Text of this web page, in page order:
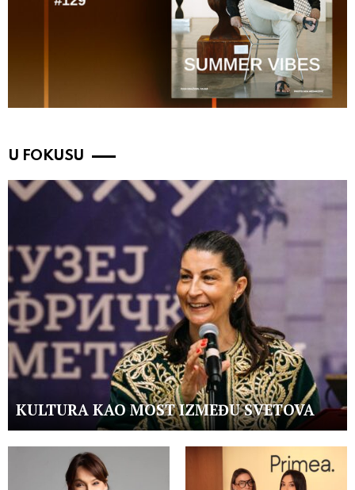
U FOKUSU
KULTURA KAO MOST IZMEĐU SVETOVA